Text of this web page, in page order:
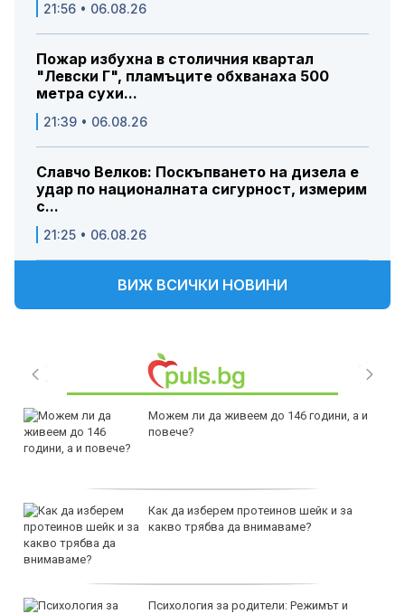
21:56 • 06.08.26
Пожар избухна в столичния квартал
"Левски Г", пламъците обхванаха 500
метра сухи...
21:39 • 06.08.26
Славчо Велков: Поскъпването на дизела е
удар по националната сигурност, измерим
с...
21:25 • 06.08.26
ВИЖ ВСИЧКИ НОВИНИ
Можем ли да живеем до 146 години, а и
повече?
Как да изберем протеинов шейк и за
какво трябва да внимаваме?
Психология за родители: Режимът и